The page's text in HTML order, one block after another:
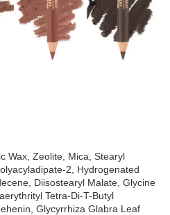
Wax, Zeolite, Mica, Stearyl
2, Hydrogenated
Diisostearyl Malate, Glycine
Tetra-Di-T-Butyl
Glycyrrhiza Glabra Leaf